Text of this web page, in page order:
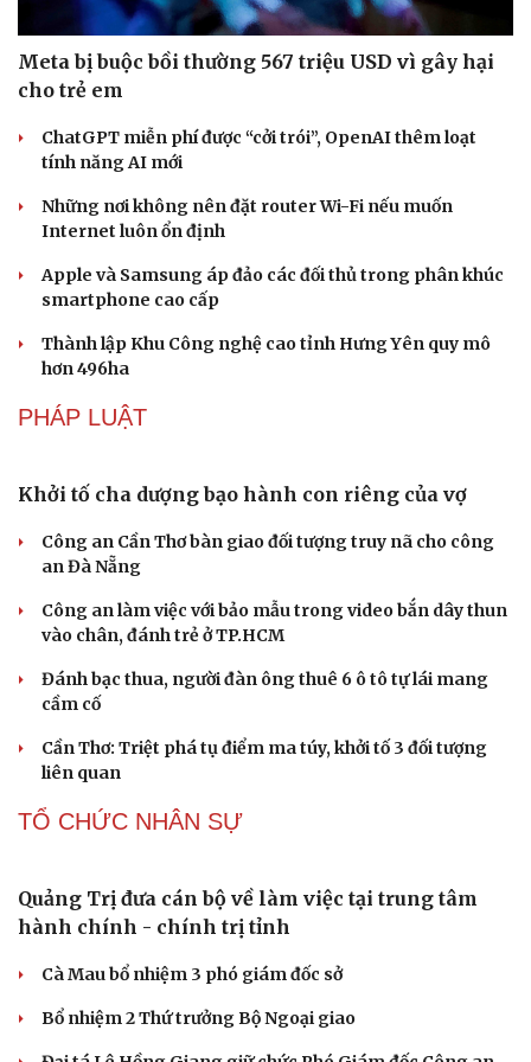
Du lịch biển Việt Nam: Muốn bứt phá phải vượt khỏi lợi
thế tự nhiên
Khách quốc tế đến Việt Nam 7 tháng 2026: Những con
Nhặt bỏ 'hạt sạn' để làng biển Đắk Lắk giữ chân du
CÔNG NGHỆ
Meta bị buộc bồi thường 567 triệu USD vì gây hại
cho trẻ em
ChatGPT miễn phí được “cởi trói”, OpenAI thêm loạt
tính năng AI mới
Những nơi không nên đặt router Wi-Fi nếu muốn
Internet luôn ổn định
Apple và Samsung áp đảo các đối thủ trong phân khúc
smartphone cao cấp
PHÁP LUẬT
Khởi tố cha dượng bạo hành con riêng của vợ
Công an Cần Thơ bàn giao đối tượng truy nã cho công